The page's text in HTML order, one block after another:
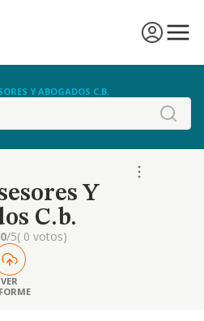
Y ABOGADOS C.B.
Y
C.b.
0/5( 0 votos)
VER